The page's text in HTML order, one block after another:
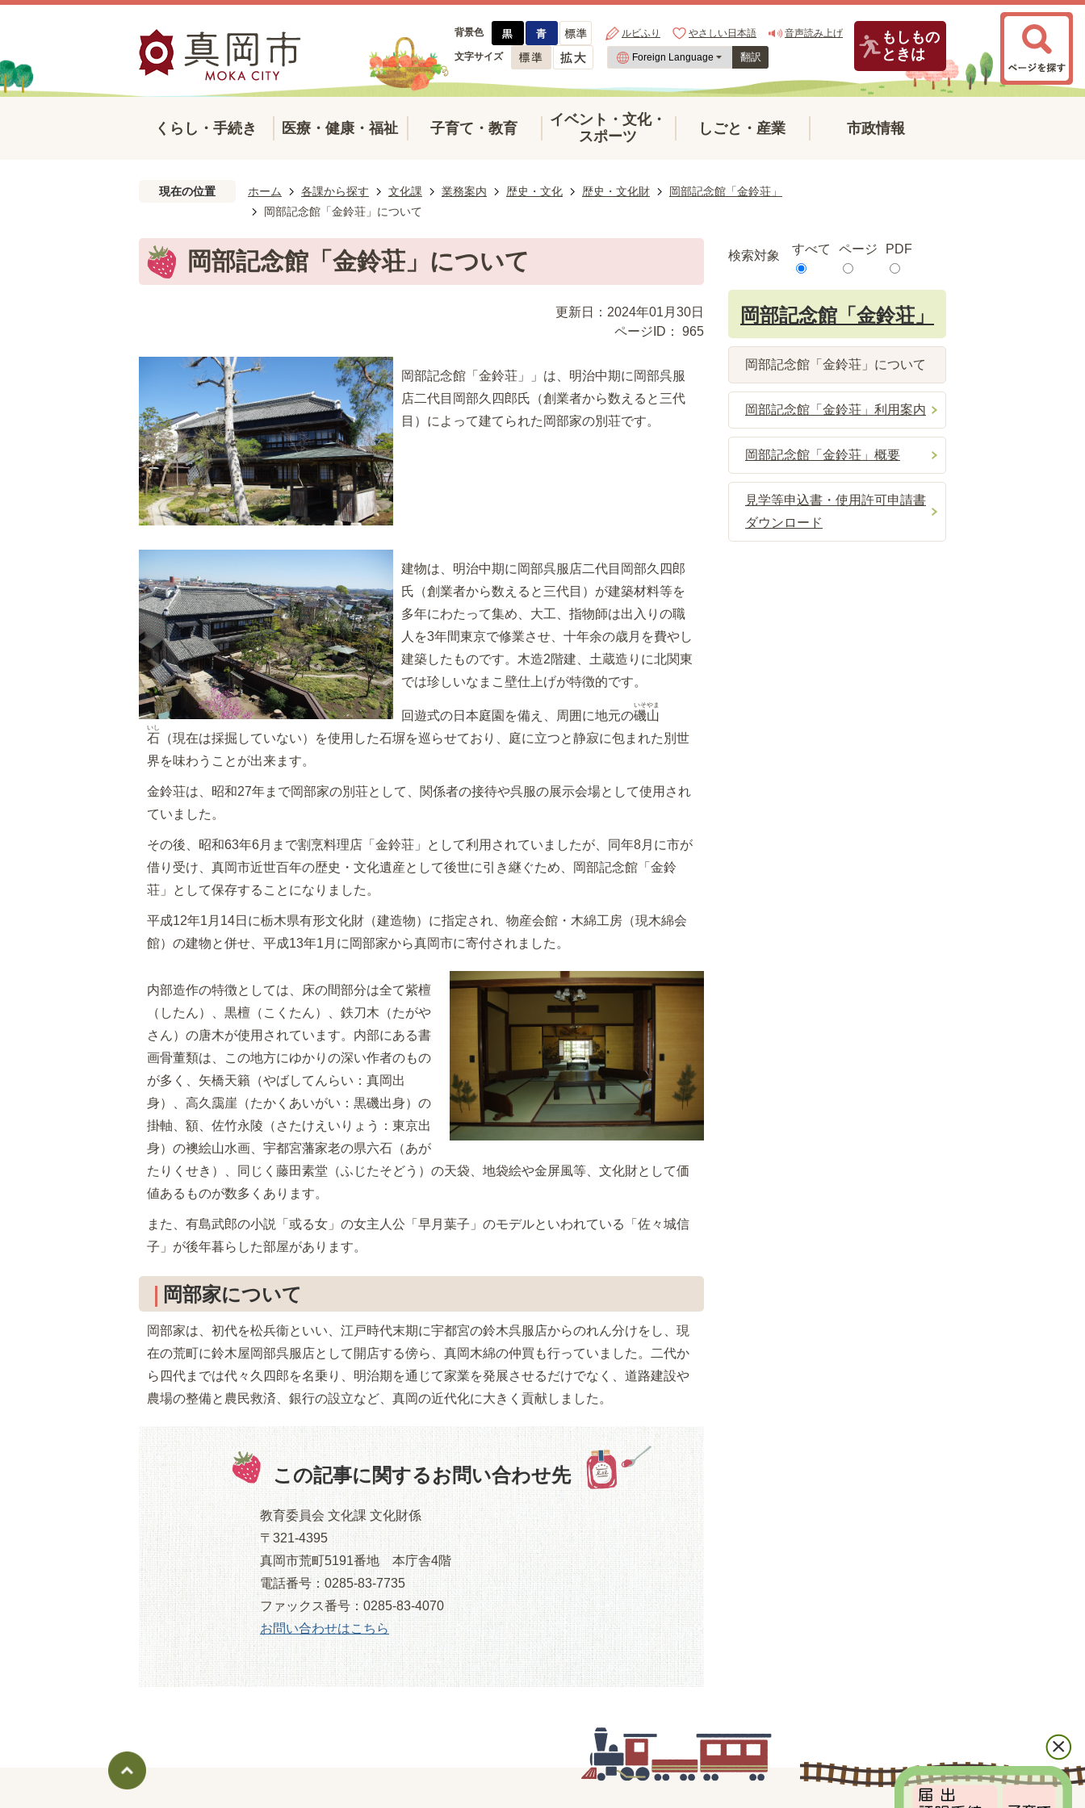
背景色 ルビふり やさしい日本語 音声読み上げ
文字サイズ 翻訳
もしもの
ときは
くらし・手続き 医療・健康・福祉 子育て・教育
イベント・文化・
スポーツ
しごと・産業 市政情報
現在の位置 ホーム 各課から探す 文化課 業務案内 歴史・文化 歴史・文化財
岡部記念館「金鈴荘」
岡部記念館「金鈴荘」について
岡部記念館「金鈴荘」について
更新日：2024年01月30日
ページID：
965
岡部記念館「金鈴荘」」は、明治中期に岡部呉服
店二代目岡部久四郎氏（創業者から数えると三代
目）によって建てられた岡部家の別荘です。
建物は、明治中期に岡部呉服店二代目岡部久四郎
氏（創業者から数えると三代目）が建築材料等を
多年にわたって集め、大工、指物師は出入りの職
人を3年間東京で修業させ、十年余の歳月を費やし
建築したものです。木造2階建、土蔵造りに北関東
では珍しいなまこ壁仕上げが特徴的です。
回遊式の日本庭園を備え、周囲に地元の磯山
いそやま
石
いし
（現在は採掘していない）を使用した石塀を巡らせており、庭に立つと静寂に包まれた別世
界を味わうことが出来ます。
金鈴荘は、昭和27年まで岡部家の別荘として、関係者の接待や呉服の展示会場として使用され
ていました。
その後、昭和63年6月まで割烹料理店「金鈴荘」として利用されていましたが、同年8月に市が
借り受け、真岡市近世百年の歴史・文化遺産として後世に引き継ぐため、岡部記念館「金鈴
荘」として保存することになりました。
平成12年1月14日に栃木県有形文化財（建造物）に指定され、物産会館・木綿工房（現木綿会
館）の建物と併せ、平成13年1月に岡部家から真岡市に寄付されました。
内部造作の特徴としては、床の間部分は全て紫檀
（したん）、黒檀（こくたん）、鉄刀木（たがや
さん）の唐木が使用されています。内部にある書
画骨董類は、この地方にゆかりの深い作者のもの
が多く、矢橋天籟（やばしてんらい：真岡出
身）、高久靄崖（たかくあいがい：黒磯出身）の
掛軸、額、佐竹永陵（さたけえいりょう：東京出
身）の襖絵山水画、宇都宮藩家老の県六石（あが
たりくせき）、同じく藤田素堂（ふじたそどう）の天袋、地袋絵や金屏風等、文化財として価
値あるものが数多くあります。
また、有島武郎の小説「或る女」の女主人公「早月葉子」のモデルといわれている「佐々城信
子」が後年暮らした部屋があります。
岡部家について
岡部家は、初代を松兵衞といい、江戸時代末期に宇都宮の鈴木呉服店からのれん分けをし、現
在の荒町に鈴木屋岡部呉服店として開店する傍ら、真岡木綿の仲買も行っていました。二代か
ら四代までは代々久四郎を名乗り、明治期を通じて家業を発展させるだけでなく、道路建設や
農場の整備と農民救済、銀行の設立など、真岡の近代化に大きく貢献しました。
この記事に関するお問い合わせ先
教育委員会 文化課 文化財係
〒321-4395
真岡市荒町5191番地 本庁舎4階
電話番号：0285-83-7735
ファックス番号：0285-83-4070
お問い合わせはこちら
検索対象 すべて ページ PDF
岡部記念館「金鈴荘」
岡部記念館「金鈴荘」について
岡部記念館「金鈴荘」利用案内
岡部記念館「金鈴荘」概要
見学等申込書・使用許可申請書
ダウンロード